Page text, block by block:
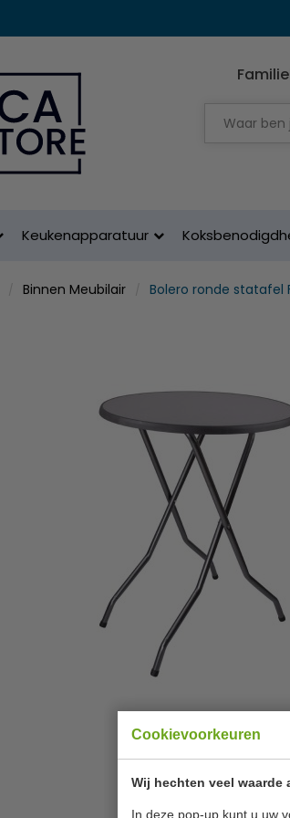
Cookievoorkeuren
Wij hechten veel waarde
In deze pop-up kunt u uw
Keukenapparatuur
Binnen Meubilair Bolero ronde statafel